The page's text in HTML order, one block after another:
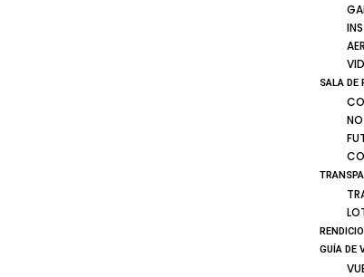
SALA DE
GUÍA DE